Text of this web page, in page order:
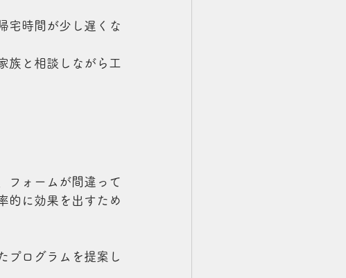
宅時間が少し遅くな
族と相談しながら工
フォームが間違って
的に効果を出すため
プログラムを提案し